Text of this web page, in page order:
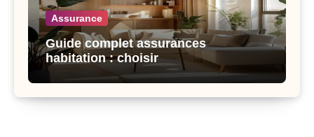
Assurance
Guide complet assurances
habitation : choisir